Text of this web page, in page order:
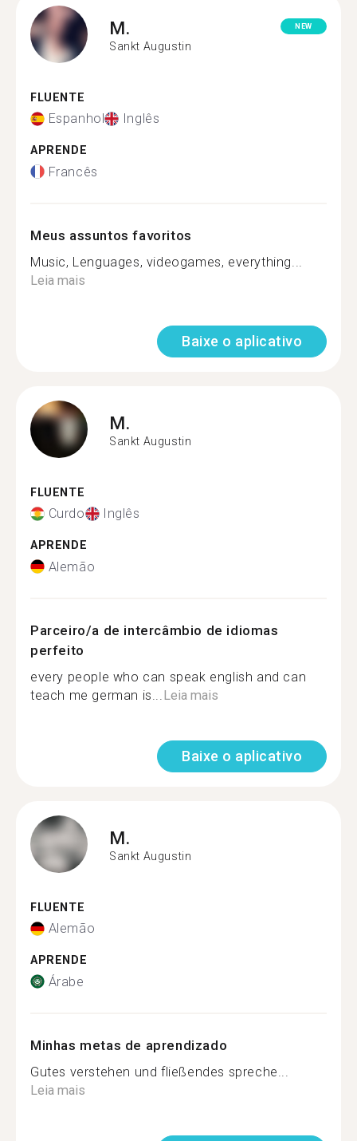
M.
Sankt Augustin
NEW
FLUENTE
Espanhol Inglês
APRENDE
Francês
Meus assuntos favoritos
Music, Lenguages, videogames, everything...
Leia mais
Baixe o aplicativo
M.
Sankt Augustin
FLUENTE
Curdo Inglês
APRENDE
Alemão
Parceiro/a de intercâmbio de idiomas
perfeito
every people who can speak english and can
teach me german is... Leia mais
Baixe o aplicativo
M.
Sankt Augustin
FLUENTE
Alemão
APRENDE
Árabe
Minhas metas de aprendizado
Gutes verstehen und fließendes spreche...
Leia mais